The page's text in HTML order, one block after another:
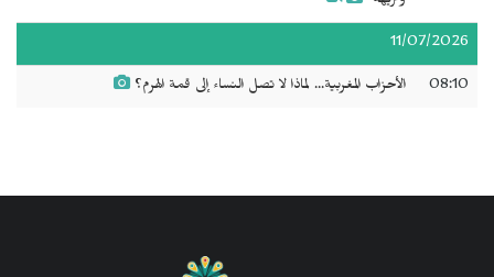
11/07/2026
08:10 الأحزاب المغربية... لماذا لا تصل النساء إلى قمة الهرم؟